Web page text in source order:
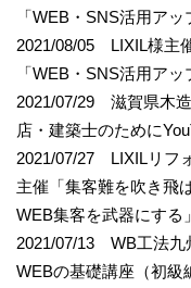
「WEB・SNS活用アッ
2021/08/05 LIXIL様主
「WEB・SNS活用アッ
2021/07/29 滋賀県木
店・建築士のために
2021/07/27 LIXILリフ
主催「集客難を吹き飛
WEB集客を武器にする」
2021/07/13 WB工法九
WEBの基礎講座（初級